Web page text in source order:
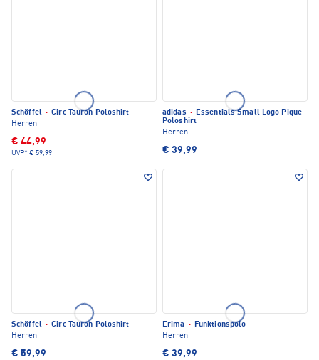
Schöffel · Circ Tauron Poloshirt
Herren
€ 44,99
UVP* € 59,99
adidas · Essentials Small Logo Pique
Poloshirt
Herren
€ 39,99
Schöffel · Circ Tauron Poloshirt
Herren
€ 59,99
Erima · Funktionspolo
Herren
€ 39,99